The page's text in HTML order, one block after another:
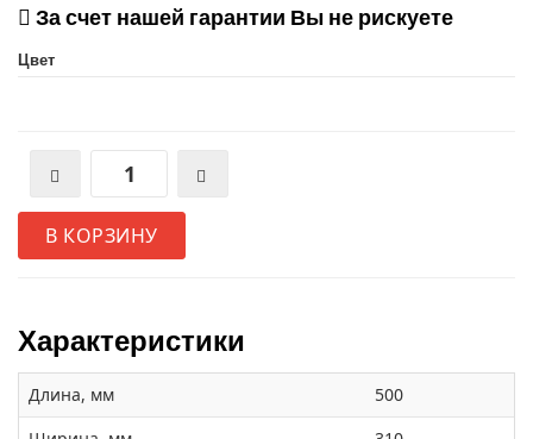
За счет нашей гарантии Вы не рискуете
Цвет
В КОРЗИНУ
Характеристики
Длина, мм
500